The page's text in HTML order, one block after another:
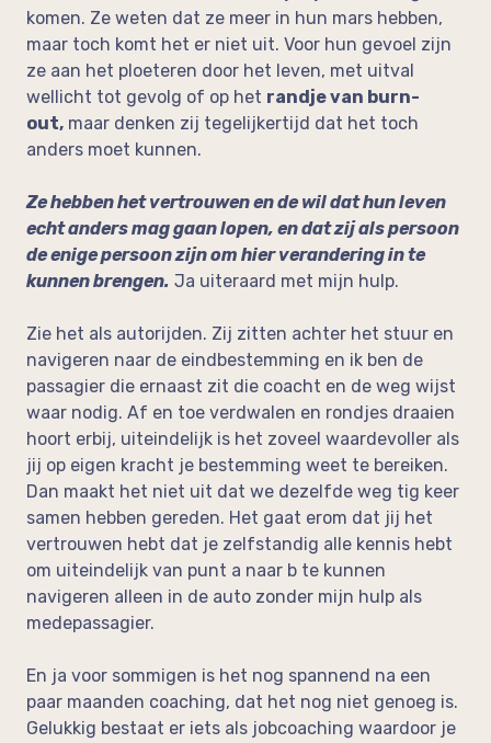
komen. Ze weten dat ze meer in hun mars hebben,
maar toch komt het er niet uit. Voor hun gevoel zijn
ze aan het ploeteren door het leven, met uitval
wellicht tot gevolg of op het randje van burn-
out, maar denken zij tegelijkertijd dat het toch
anders moet kunnen.
Ze hebben het vertrouwen en de wil dat hun leven
echt anders mag gaan lopen, en dat zij als persoon
de enige persoon zijn om hier verandering in te
kunnen brengen. Ja uiteraard met mijn hulp.
Zie het als autorijden. Zij zitten achter het stuur en
navigeren naar de eindbestemming en ik ben de
passagier die ernaast zit die coacht en de weg wijst
waar nodig. Af en toe verdwalen en rondjes draaien
hoort erbij, uiteindelijk is het zoveel waardevoller als
jij op eigen kracht je bestemming weet te bereiken.
Dan maakt het niet uit dat we dezelfde weg tig keer
samen hebben gereden. Het gaat erom dat jij het
vertrouwen hebt dat je zelfstandig alle kennis hebt
om uiteindelijk van punt a naar b te kunnen
navigeren alleen in de auto zonder mijn hulp als
medepassagier.
En ja voor sommigen is het nog spannend na een
paar maanden coaching, dat het nog niet genoeg is.
Gelukkig bestaat er iets als jobcoaching waardoor je